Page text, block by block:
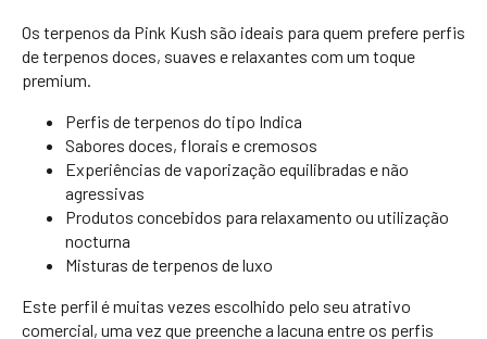
Os terpenos da Pink Kush são ideais para quem prefere perfis
de terpenos doces, suaves e relaxantes com um toque
premium.
Perfis de terpenos do tipo Indica
Sabores doces, florais e cremosos
Experiências de vaporização equilibradas e não
agressivas
Produtos concebidos para relaxamento ou utilização
nocturna
Misturas de terpenos de luxo
Este perfil é muitas vezes escolhido pelo seu atrativo
comercial, uma vez que preenche a lacuna entre os perfis